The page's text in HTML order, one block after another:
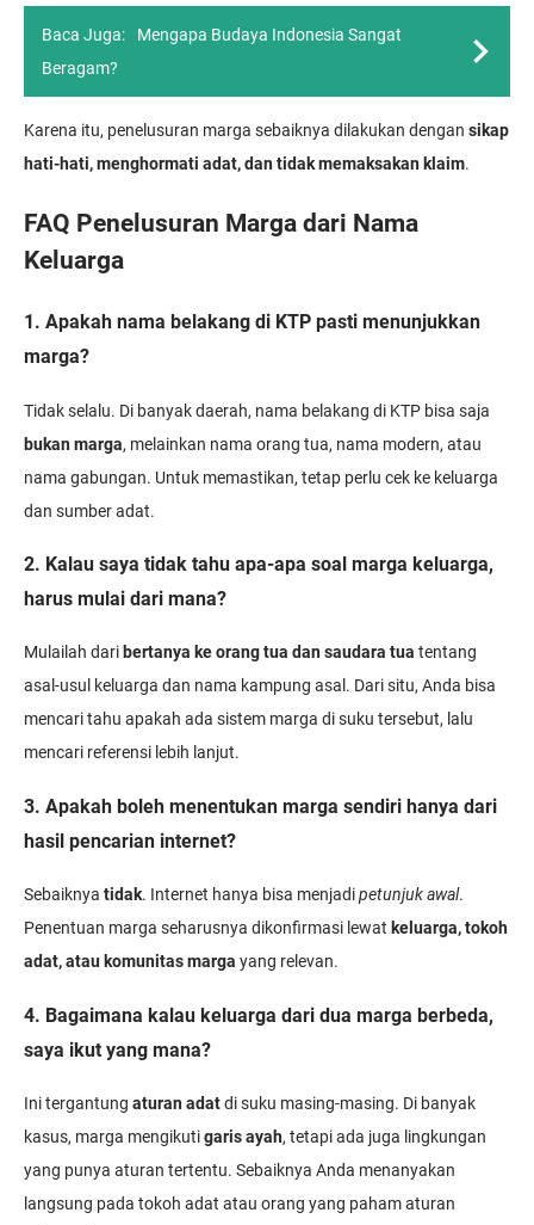
Baca Juga:
Mengapa Budaya Indonesia Sangat
Beragam?
Karena itu, penelusuran marga sebaiknya dilakukan dengan sikap
hati-hati, menghormati adat, dan tidak memaksakan klaim.
FAQ Penelusuran Marga dari Nama
Keluarga
1. Apakah nama belakang di KTP pasti menunjukkan
marga?
Tidak selalu. Di banyak daerah, nama belakang di KTP bisa saja
bukan marga, melainkan nama orang tua, nama modern, atau
nama gabungan. Untuk memastikan, tetap perlu cek ke keluarga
dan sumber adat.
2. Kalau saya tidak tahu apa-apa soal marga keluarga,
harus mulai dari mana?
Mulailah dari bertanya ke orang tua dan saudara tua tentang
asal-usul keluarga dan nama kampung asal. Dari situ, Anda bisa
mencari tahu apakah ada sistem marga di suku tersebut, lalu
mencari referensi lebih lanjut.
3. Apakah boleh menentukan marga sendiri hanya dari
hasil pencarian internet?
Sebaiknya tidak. Internet hanya bisa menjadipetunjuk awal.
Penentuan marga seharusnya dikonfirmasi lewat keluarga, tokoh
adat, atau komunitas marga yang relevan.
4. Bagaimana kalau keluarga dari dua marga berbeda,
saya ikut yang mana?
Ini tergantung aturan adatdi suku masing-masing. Di banyak
kasus, marga mengikutigaris ayah, tetapi ada juga lingkungan
yang punya aturan tertentu. Sebaiknya Anda menanyakan
langsung pada tokoh adat atau orang yang paham aturan